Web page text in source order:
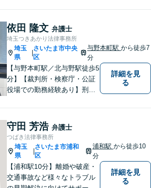
ミがお預かりします。あなた
の代わりに悩み、考え、解決
策をご提案します。
依田 隆文 弁護士
埼玉つきあかり法律事務所
埼玉
県
さいたま市中央
区
与野本町駅から徒歩7
分
【与野本町駅／北与野駅徒歩5
分】【裁判所・検察庁・公証
役場での勤務経験あり】刑事
お困りごとはなんでもご相談
ください。一人一人に真摯に
向き合い、納得のいく解決へ
と導いてまいります。【休
日・夜間対応】
詳細を見
る
守田 芳浩 弁護士
つばき法律事務所
埼玉
県
|
さいたま市浦和
区
浦和駅 から徒歩10
分
【浦和駅10分】離婚や破産・
交通事故など様々なトラブル
詳細を見
る